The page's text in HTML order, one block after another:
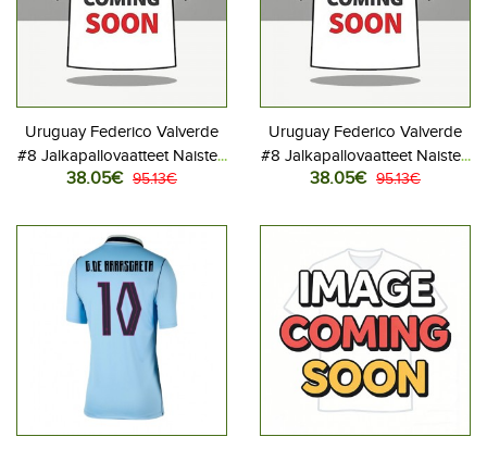
Uruguay Federico Valverde
#8 Jalkapallovaatteet Naisten
Kotipaita MM-kisat 2026
38.05€ 95.13€
Uruguay Federico Valverde
#8 Jalkapallovaatteet Naisten
Vieraspaita MM-kisat 2026
38.05€ 95.13€